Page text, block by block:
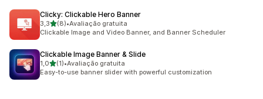
Clicky: Clickable Hero Banner
3,3de 5 estrelas
(8)
8 avaliações ao todo
•Avaliação gratuita
Clickable Image and Video Banner, and Banner Scheduler
Clickable Image Banner & Slide
1,0de 5 estrelas
(1)
1 avaliações ao todo
•Avaliação gratuita
Easy-to-use banner slider with powerful customization